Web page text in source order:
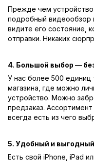
Прежде чем
подробный видеообзор
видите его состояние,
отправки. Никаких
4. Большой выбор —
У нас более 500 единиц
магазина, где можно
устройство. Можно
предзаказ.
всегда есть из чего
5. Удобный и
Есть свой iPhone, iPad